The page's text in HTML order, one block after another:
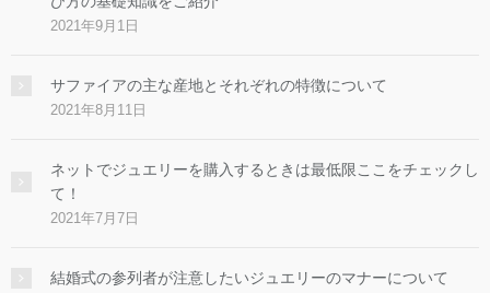
2021年9月1日
サファイアの主な産地とそれぞれの特徴について
2021年8月11日
ネットでジュエリーを購入するときは最低限ここをチェックし
て！
2021年7月7日
結婚式の参列者が注意したいジュエリーのマナーについて